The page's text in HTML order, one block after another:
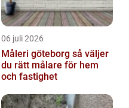
06 juli 2026
Måleri göteborg så väljer
du rätt målare för hem
och fastighet